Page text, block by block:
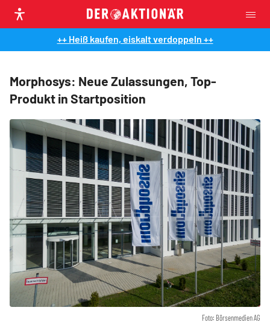
++ Heiß kaufen, eiskalt verdoppeln ++
Morphosys: Neue Zulassungen, Top-
Produkt in Startposition
Foto: Börsenmedien AG